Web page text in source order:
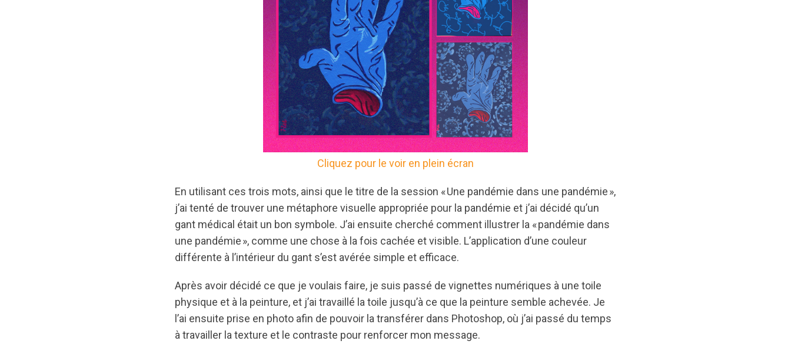
Cliquez pour le voir en plein écran
En utilisant ces trois mots, ainsi que le titre de la session « Une pandémie dans une pandémie »,
j’ai tenté de trouver une métaphore visuelle appropriée pour la pandémie et j’ai décidé qu’un
gant médical était un bon symbole. J’ai ensuite cherché comment illustrer la « pandémie dans
une pandémie », comme une chose à la fois cachée et visible. L’application d’une couleur
différente à l’intérieur du gant s’est avérée simple et efficace.
Après avoir décidé ce que je voulais faire, je suis passé de vignettes numériques à une toile
physique et à la peinture, et j’ai travaillé la toile jusqu’à ce que la peinture semble achevée. Je
l’ai ensuite prise en photo afin de pouvoir la transférer dans Photoshop, où j’ai passé du temps
à travailler la texture et le contraste pour renforcer mon message.